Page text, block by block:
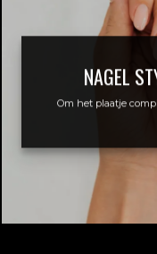
NAGEL
Om het plaatje